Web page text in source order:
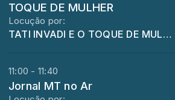
TOQUE DE MULHER
Locução por:
TATI INVADI E O TOQUE DE MULHER
11:00 - 11:40
Jornal MT no Ar